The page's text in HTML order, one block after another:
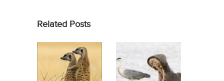
Related Posts